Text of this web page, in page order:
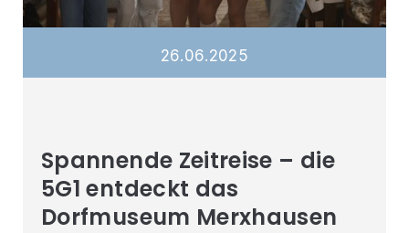
26.06.2025
Spannende Zeitreise – die
5G1 entdeckt das
Dorfmuseum Merxhausen